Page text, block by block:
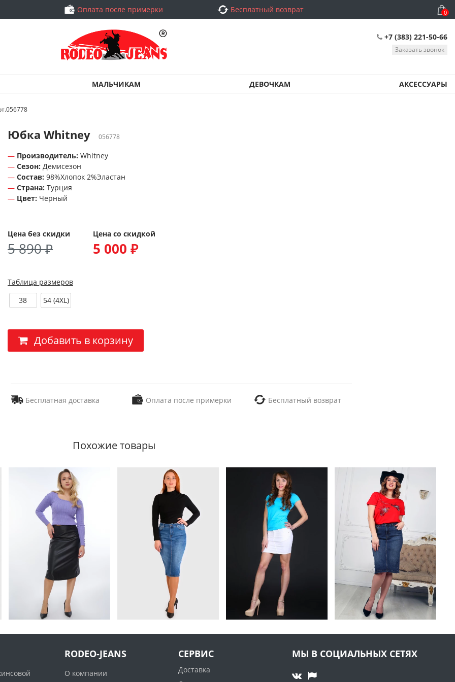
Оплата после примерки Бесплатный возврат 0
+7 (383) 221-50-66
Заказать звонок
МАЛЬЧИКАМ ДЕВОЧКАМ АКСЕССУАРЫ
Юбка Whitney 056778
Производитель: Whitney
Сезон: Демисезон
Состав: 98%Хлопок 2%Эластан
Страна: Турция
Цвет: Черный
Цена без скидки
5 890 ₽
Цена со скидкой
5 000 ₽
Таблица размеров
38
54 (4XL)
Добавить в корзину
Бесплатная доставка Оплата после примерки Бесплатный возврат
Похожие товары
RODEO-JEANS
О компании
СЕРВИС
Доставка
МЫ В СОЦИАЛЬНЫХ СЕТЯХ